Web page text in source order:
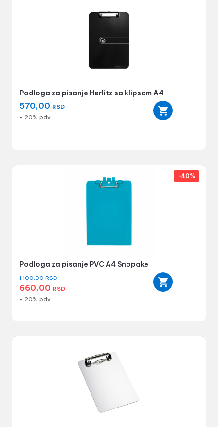
Podloga za pisanje Herlitz sa klipsom A4
570,00 RSD
+ 20% pdv
Podloga za pisanje PVC A4 Snopake
1.100,00RSD
660,00 RSD
-40%
+ 20% pdv